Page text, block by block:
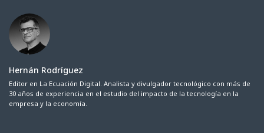
Hernán Rodríguez
Editor en La Ecuación Digital. Analista y divulgador tecnológico con más de
30 años de experiencia en el estudio del impacto de la tecnología en la
empresa y la economía.